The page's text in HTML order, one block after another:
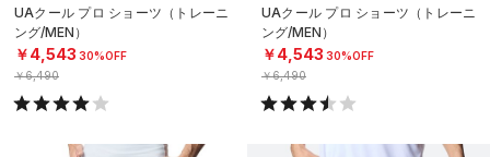
UAクール プロ ショーツ（トレーニ
ング/MEN）
￥4,543 30%OFF
￥6,490
UAクール プロ ショーツ（トレーニ
ング/MEN）
￥4,543 30%OFF
￥6,490